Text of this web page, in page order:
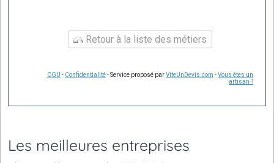
Retour à la liste des métiers
CGU - Confidentialité- Service proposé parViteUnDevis.com -Vous êtes un
artisan ?
Les meilleures entreprises